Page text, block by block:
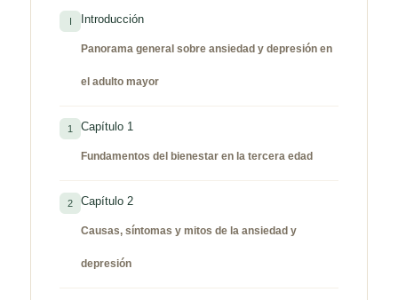
Introducción
Panorama general sobre ansiedad y depresión en
el adulto mayor
1 Capítulo 1
Fundamentos del bienestar en la tercera edad
2 Capítulo 2
Causas, síntomas y mitos de la ansiedad y
depresión